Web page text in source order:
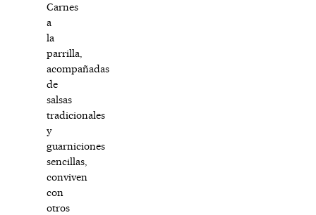
Carnes
a
la
parrilla,
acompañadas
de
salsas
tradicionales
y
guarniciones
sencillas,
conviven
con
otros